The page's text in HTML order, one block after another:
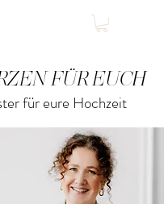
FÜR EUCH
für eure Hochzeit